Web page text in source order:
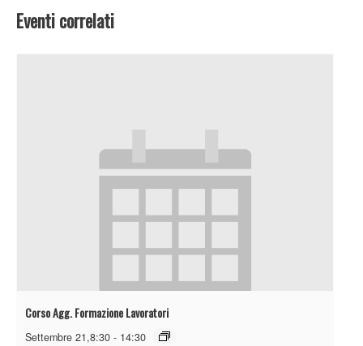
Eventi correlati
Corso Agg. Formazione Lavoratori
Settembre 21,8:30 - 14:30